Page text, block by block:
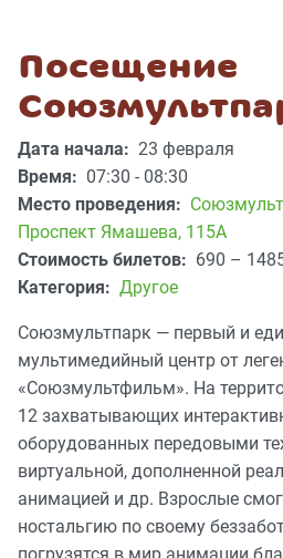
Посещение
Дата начала: 23 февраля
Время: 07:30 - 08:30
Место проведения:
Проспект Ямашева, 115А
Стоимость билетов: 690 –
Категория: Другое
Союзмультпарк — первый и
мультимедийный центр от
«Союзмультфильм». На
12 захватывающих
оборудованных передовыми
виртуальной, дополненной
анимацией и др. Взрослые
ностальгию по своему